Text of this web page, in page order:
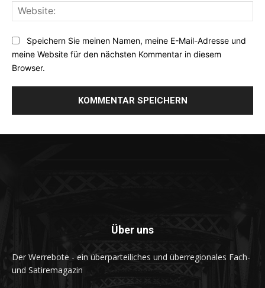
Speichern Sie meinen Namen, meine E-Mail-Adresse und
meine Website für den nächsten Kommentar in diesem
Browser.
Über uns
Der Werrebote - ein überparteiliches und überregionales Fach-
und Satiremagazin